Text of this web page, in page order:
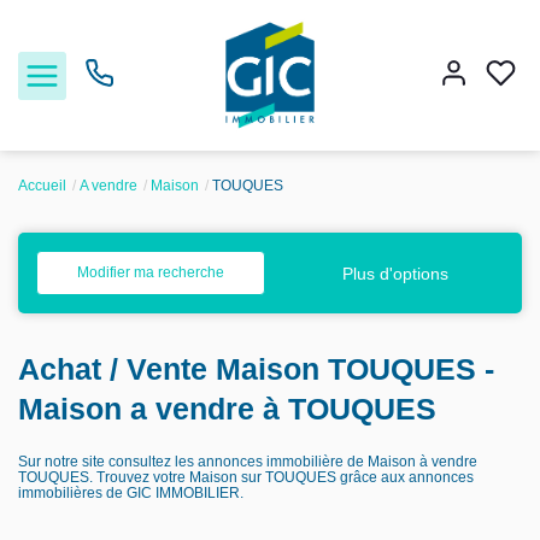
Acheter
Louer
Estimer
Accueil A vendre Maison TOUQUES
Modifier ma recherche Plus d'options
Achat / Vente Maison TOUQUES -
Maison a vendre à TOUQUES
Sur notre site consultez les annonces immobilière de Maison à vendre
TOUQUES. Trouvez votre Maison sur TOUQUES grâce aux annonces
immobilières de GIC IMMOBILIER.